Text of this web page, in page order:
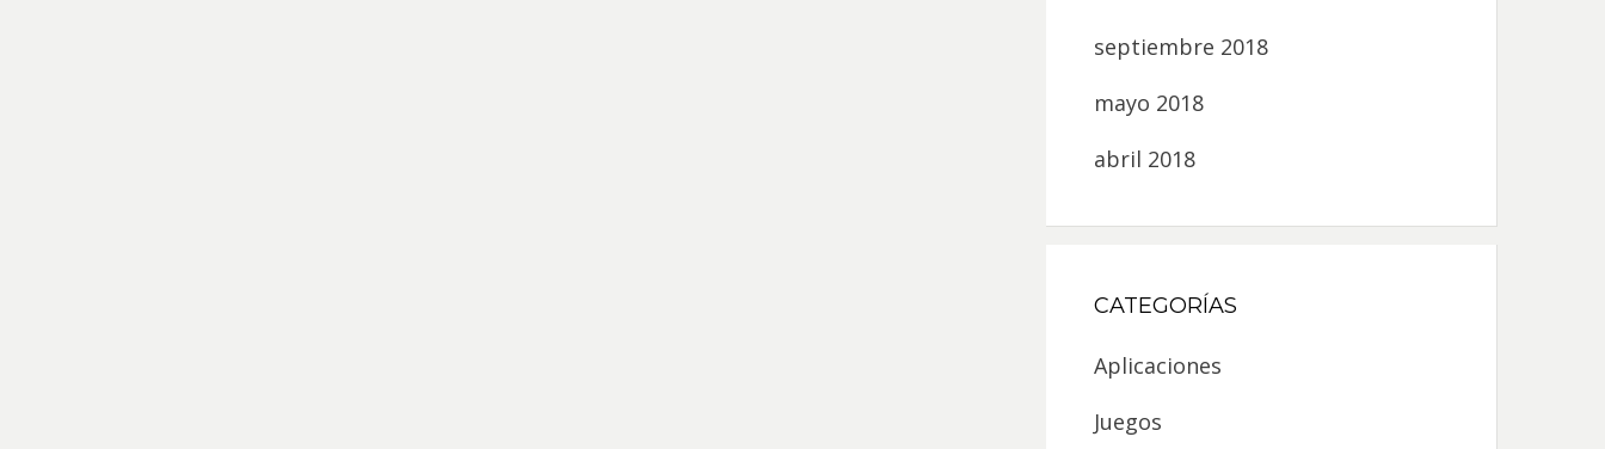
septiembre 2018
mayo 2018
abril 2018
CATEGORÍAS
Aplicaciones
Juegos